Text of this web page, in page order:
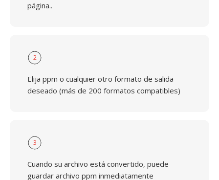
página..
2
Elija ppm o cualquier otro formato de salida
deseado (más de 200 formatos compatibles)
3
Cuando su archivo está convertido, puede
guardar archivo ppm inmediatamente